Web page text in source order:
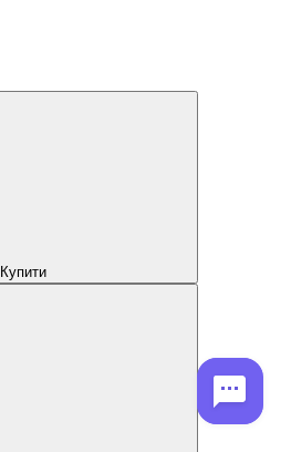
Купити